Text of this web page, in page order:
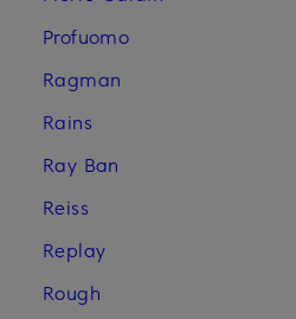
Profuomo
Ragman
Rains
Ray Ban
Reiss
Replay
Rough